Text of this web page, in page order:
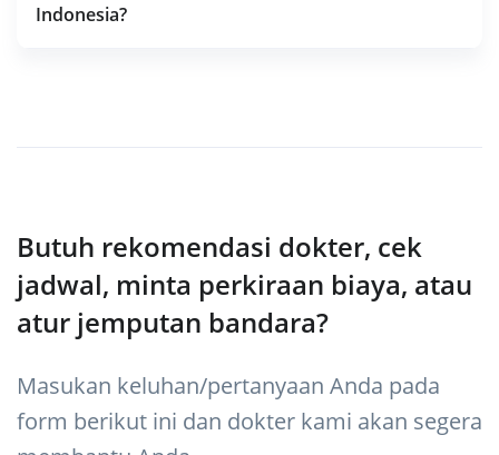
Indonesia?
Butuh rekomendasi dokter, cek
jadwal, minta perkiraan biaya, atau
atur jemputan bandara?
Masukan keluhan/pertanyaan Anda pada
form berikut ini dan dokter kami akan segera